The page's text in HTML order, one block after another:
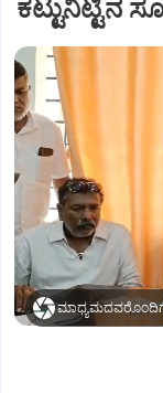
ಕಟ್ಟುನಿಟ್ಟಿನ